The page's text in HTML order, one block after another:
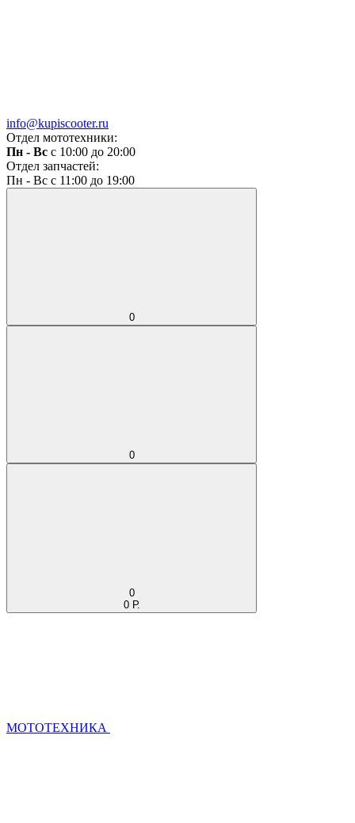
info@kupiscooter.ru
Отдел мототехники:
Пн - Вс с 10:00 до 20:00
Отдел запчастей:
Пн - Вс с 11:00 до 19:00
0
0
0
0 Р.
МОТОТЕХНИКА